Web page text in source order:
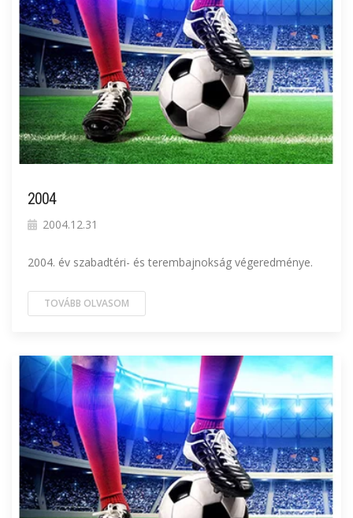
2004
2004.12.31
2004. év szabadtéri- és terembajnokság végeredménye.
TOVÁBB OLVASOM